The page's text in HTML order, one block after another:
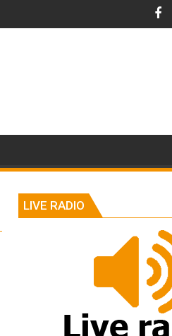
LIVE RADIO